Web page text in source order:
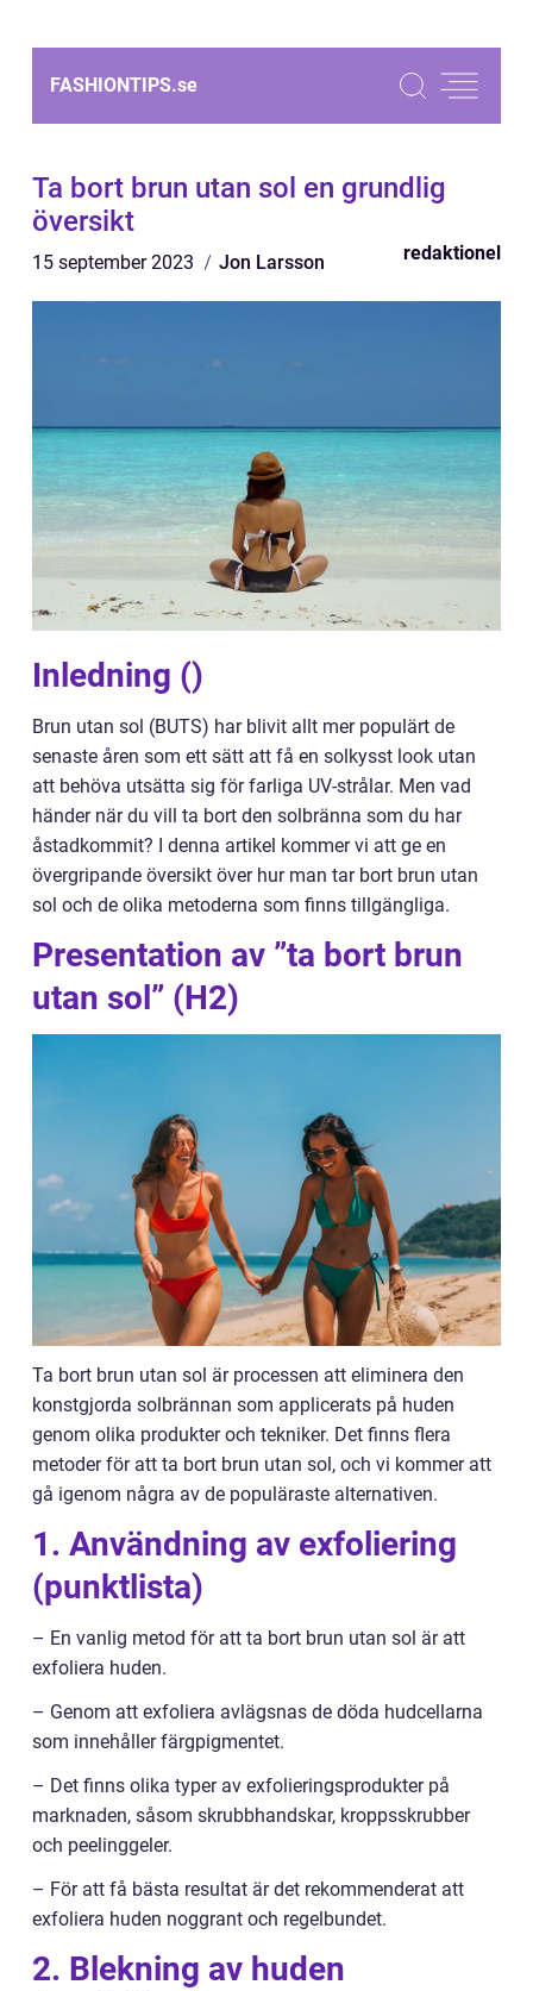
FASHIONTIPS.se
Ta bort brun utan sol en grundlig
översikt
15 september 2023 Jon Larsson redaktionel
Inledning ()
Brun utan sol (BUTS) har blivit allt mer populärt de
senaste åren som ett sätt att få en solkysst look utan
att behöva utsätta sig för farliga UV-strålar. Men vad
händer när du vill ta bort den solbränna som du har
åstadkommit? I denna artikel kommer vi att ge en
övergripande översikt över hur man tar bort brun utan
sol och de olika metoderna som finns tillgängliga.
Presentation av ”ta bort brun
utan sol” (H2)
Ta bort brun utan sol är processen att eliminera den
konstgjorda solbrännan som applicerats på huden
genom olika produkter och tekniker. Det finns flera
metoder för att ta bort brun utan sol, och vi kommer att
gå igenom några av de populäraste alternativen.
1. Användning av exfoliering
(punktlista)
– En vanlig metod för att ta bort brun utan sol är att
exfoliera huden.
– Genom att exfoliera avlägsnas de döda hudcellarna
som innehåller färgpigmentet.
– Det finns olika typer av exfolieringsprodukter på
marknaden, såsom skrubbhandskar, kroppsskrubber
och peelinggeler.
– För att få bästa resultat är det rekommenderat att
exfoliera huden noggrant och regelbundet.
2. Blekning av huden